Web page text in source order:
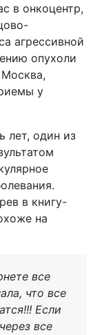
в онкоцентр,
агрессивной
опухоли
у
лет, один из
в книгу-
на
все
что все
Если
все